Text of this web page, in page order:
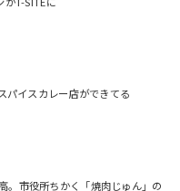
パイスカレー店ができてる
。市役所ちかく「焼肉じゅん」の